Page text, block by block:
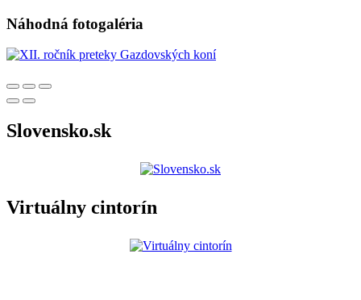
Náhodná fotogaléria
Slovensko.sk
Virtuálny cintorín